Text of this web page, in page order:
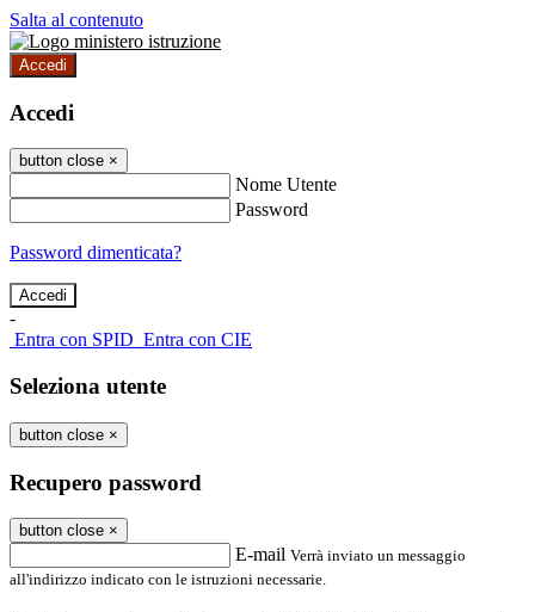
Salta al contenuto
Accedi
Accedi
button close ×
Nome Utente
Password
Password dimenticata?
-
Entra con SPID Entra con CIE
Seleziona utente
button close ×
Recupero password
button close ×
E-mail Verrà inviato un messaggio
all'indirizzo indicato con le istruzioni necessarie.